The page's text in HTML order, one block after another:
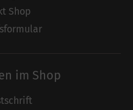
Shop
im Shop